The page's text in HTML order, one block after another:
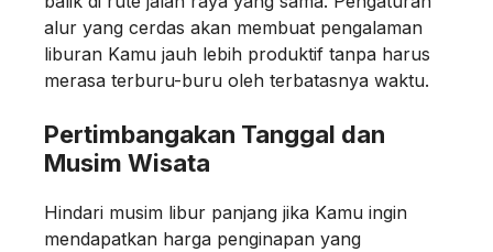
alur yang cerdas akan membuat pengalaman
liburan Kamu jauh lebih produktif tanpa harus
merasa terburu-buru oleh terbatasnya waktu.
Pertimbangakan Tanggal dan
Musim Wisata
Hindari musim libur panjang jika Kamu ingin
mendapatkan harga penginapan yang